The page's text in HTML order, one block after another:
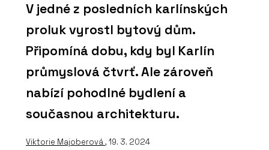
V jedné z posledních karlínských
proluk vyrostl bytový dům.
Připomíná dobu, kdy byl Karlín
průmyslová čtvrť. Ale zároveň
nabízí pohodlné bydlení a
současnou architekturu.
Viktorie Majoberová, 19. 3. 2024